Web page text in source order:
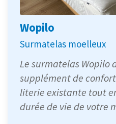
Wopilo
Surmatelas moelleux
Le surmatelas Wopilo
supplément de
literie existante tout
durée de vie de votre